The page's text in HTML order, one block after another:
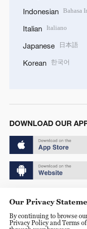
Indonesian Bahasa
Italian Italiano
Japanese 日本語
Korean 한국어
DOWNLOAD OUR
京ICP备20000184号
Our Privacy
By continuing to browse
Privacy Policy and Terms